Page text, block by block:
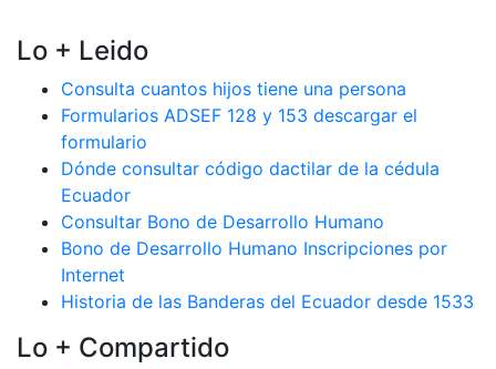
Lo + Leido
Consulta cuantos hijos tiene una persona
Formularios ADSEF 128 y 153 descargar el
formulario
Dónde consultar código dactilar de la cédula
Ecuador
Consultar Bono de Desarrollo Humano
Bono de Desarrollo Humano Inscripciones por
Internet
Historia de las Banderas del Ecuador desde 1533
Lo + Compartido